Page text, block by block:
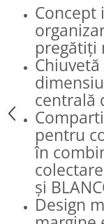
Concept
pregătiți
centrală
pentru
în
și
Design